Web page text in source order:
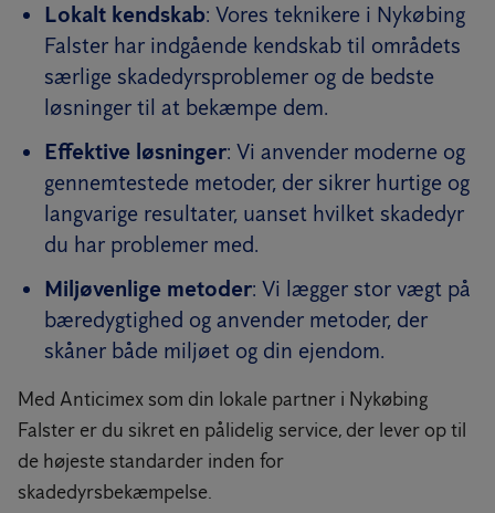
Lokalt kendskab: Vores teknikere i Nykøbing
Falster har indgående kendskab til områdets
særlige skadedyrsproblemer og de bedste
løsninger til at bekæmpe dem.
Effektive løsninger: Vi anvender moderne og
gennemtestede metoder, der sikrer hurtige og
langvarige resultater, uanset hvilket skadedyr
du har problemer med.
Miljøvenlige metoder: Vi lægger stor vægt på
bæredygtighed og anvender metoder, der
skåner både miljøet og din ejendom.
Med Anticimex som din lokale partner i Nykøbing
Falster er du sikret en pålidelig service, der lever op til
de højeste standarder inden for
skadedyrsbekæmpelse.